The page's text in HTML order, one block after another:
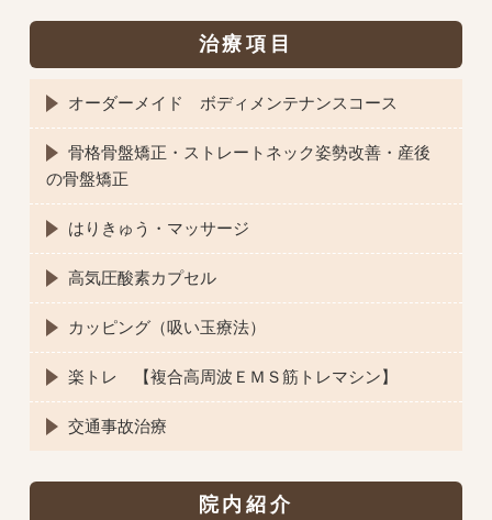
治療項目
オーダーメイド ボディメンテナンスコース
骨格骨盤矯正・ストレートネック姿勢改善・産後
の骨盤矯正
はりきゅう・マッサージ
高気圧酸素カプセル
カッピング（吸い玉療法）
楽トレ 【複合高周波ＥＭＳ筋トレマシン】
交通事故治療
院内紹介